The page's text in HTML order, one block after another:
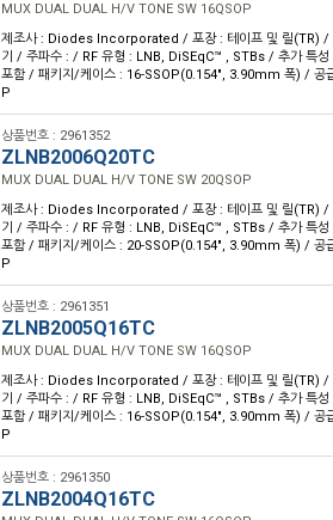
MUX DUAL DUAL H/V TONE SW 16QSOP
제조사 : Diodes Incorporated / 포장 : 테이프 및 릴(TR) /
기 / 주파수 : / RF 유형 : LNB, DiSEqC™ , STBs / 추가 특성
포함 / 패키지/케이스 : 16-SSOP(0.154", 3.90mm 폭) / 공
P
상품번호 : 2961352
ZLNB2006Q20TC
MUX DUAL DUAL H/V TONE SW 20QSOP
제조사 : Diodes Incorporated / 포장 : 테이프 및 릴(TR) /
기 / 주파수 : / RF 유형 : LNB, DiSEqC™ , STBs / 추가 특성
포함 / 패키지/케이스 : 20-SSOP(0.154", 3.90mm 폭) / 공
P
상품번호 : 2961351
ZLNB2005Q16TC
MUX DUAL DUAL H/V TONE SW 16QSOP
제조사 : Diodes Incorporated / 포장 : 테이프 및 릴(TR) /
기 / 주파수 : / RF 유형 : LNB, DiSEqC™ , STBs / 추가 특성
포함 / 패키지/케이스 : 16-SSOP(0.154", 3.90mm 폭) / 공
P
상품번호 : 2961350
ZLNB2004Q16TC